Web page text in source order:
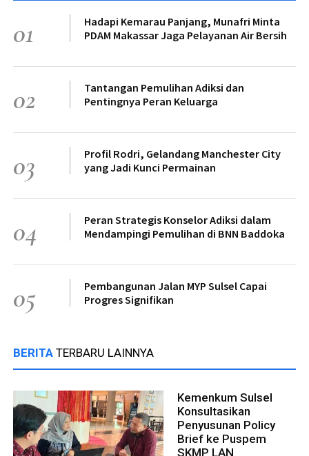
01
Hadapi Kemarau Panjang, Munafri Minta
PDAM Makassar Jaga Pelayanan Air Bersih
02
Tantangan Pemulihan Adiksi dan
Pentingnya Peran Keluarga
03
Profil Rodri, Gelandang Manchester City
yang Jadi Kunci Permainan
04
Peran Strategis Konselor Adiksi dalam
Mendampingi Pemulihan di BNN Baddoka
05
Pembangunan Jalan MYP Sulsel Capai
Progres Signifikan
BERITA TERBARU LAINNYA
Kemenkum Sulsel
Konsultasikan
Penyusunan Policy
Brief ke Puspem
SKMP LAN